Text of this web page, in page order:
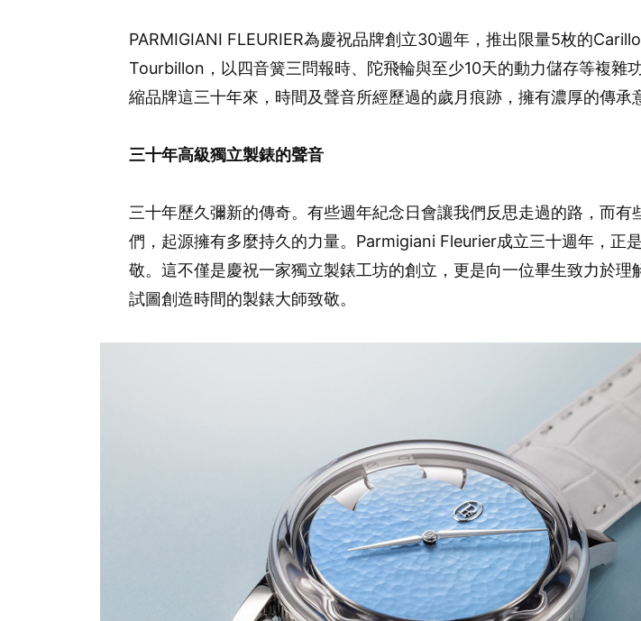
PARMIGIANI FLEURIER為慶祝品牌創立30週年，推出限量5枚的
Tourbillon，以四音簧三問報時、陀飛輪與至少10天的動力儲存等複雜
縮品牌這三十年來，時間及聲音所經歷過的歲月痕跡，擁有濃厚的傳承
三十年高級獨立製錶的聲音
三十年歷久彌新的傳奇。有些週年紀念日會讓我們反思走過的路，而有
們，起源擁有多麼持久的力量。Parmigiani Fleurier成立三十週年，正
敬。這不僅是慶祝一家獨立製錶工坊的創立，更是向一位畢生致力於理
試圖創造時間的製錶大師致敬。